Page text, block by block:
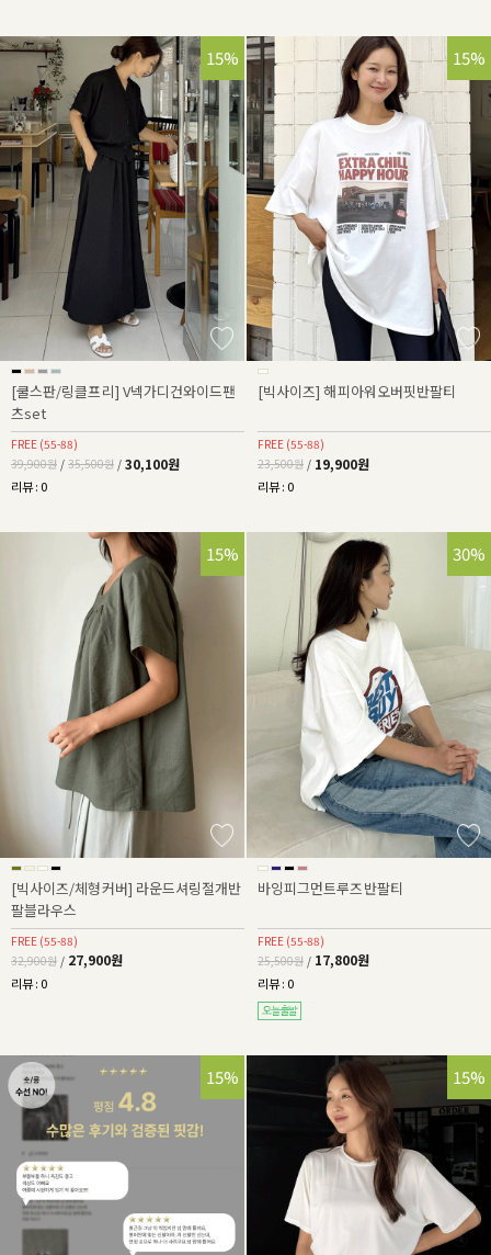
25%
15%
[쿨스판/링클프리] V넥가디건와이드팬
츠set
FREE (55-88)
39,900원 / 35,500원 / 30,100원
리뷰 : 0
15%
[빅사이즈] 해피아워오버핏반팔티
FREE (55-88)
23,500원 / 19,900원
리뷰 : 0
15%
[빅사이즈/체형커버] 라운드셔링절개반
팔블라우스
FREE (55-88)
32,900원 / 27,900원
리뷰 : 0
30%
바잉피그먼트루즈반팔티
FREE (55-88)
25,500원 / 17,800원
리뷰 : 0
32%
15% 15%